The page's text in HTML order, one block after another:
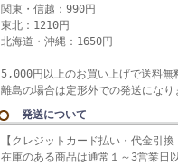
関東・信越：990円
東北：1210円
北海道・沖縄：1650円
5,000円以上のお買い上げで送料無
離島の場合は定形外での発送になり
発送について
【クレジットカード払い・代金引
在庫のある商品は通常１～3営業日